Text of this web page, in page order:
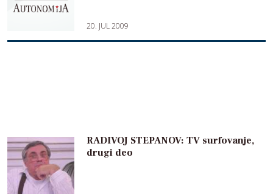
20. JUL 2009
RADIVOJ STEPANOV: TV surfovanje,
drugi deo